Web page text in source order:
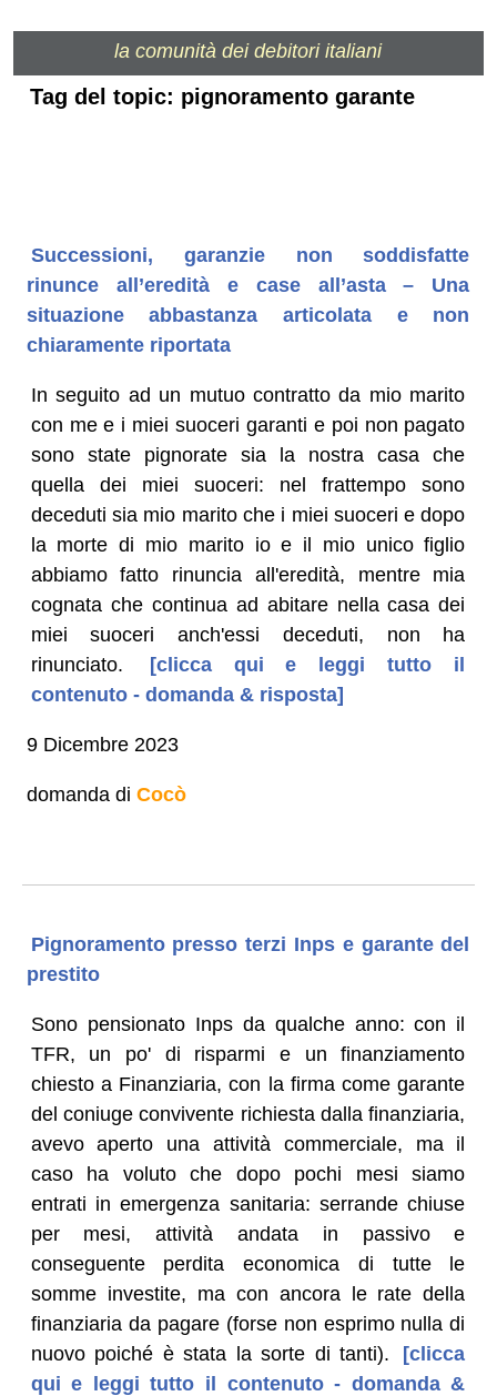
la comunità dei debitori italiani
Tag del topic: pignoramento garante
Successioni, garanzie non soddisfatte
rinunce all’eredità e case all’asta – Una
situazione abbastanza articolata e non
chiaramente riportata
In seguito ad un mutuo contratto da mio marito
con me e i miei suoceri garanti e poi non pagato
sono state pignorate sia la nostra casa che
quella dei miei suoceri: nel frattempo sono
deceduti sia mio marito che i miei suoceri e dopo
la morte di mio marito io e il mio unico figlio
abbiamo fatto rinuncia all'eredità, mentre mia
cognata che continua ad abitare nella casa dei
miei suoceri anch'essi deceduti, non ha
rinunciato.
[clicca qui e leggi tutto il
contenuto - domanda & risposta]
9 Dicembre 2023
domanda di Cocò
Pignoramento presso terzi Inps e garante del
prestito
Sono pensionato Inps da qualche anno: con il
TFR, un po' di risparmi e un finanziamento
chiesto a Finanziaria, con la firma come garante
del coniuge convivente richiesta dalla finanziaria,
avevo aperto una attività commerciale, ma il
caso ha voluto che dopo pochi mesi siamo
entrati in emergenza sanitaria: serrande chiuse
per mesi, attività andata in passivo e
conseguente perdita economica di tutte le
somme investite, ma con ancora le rate della
finanziaria da pagare (forse non esprimo nulla di
nuovo poiché è stata la sorte di tanti).
[clicca
qui e leggi tutto il contenuto - domanda &